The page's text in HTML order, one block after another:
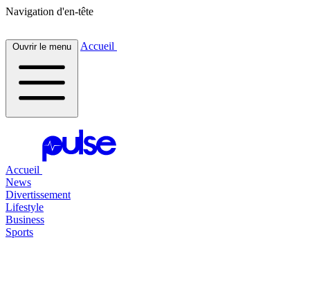
Navigation d'en-tête
Ouvrir le menu Accueil
Accueil
News
Divertissement
Lifestyle
Business
Sports